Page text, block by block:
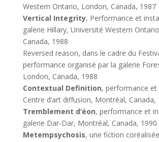
Western Ontario, London, Canada, 1987
Vertical Integrity, Performance et
galerie Hillary, Université Western
Canada, 1988
Reversed reason, dans le cadre du
performance organisé par la galerie
London, Canada, 1988
Contextual Definition, performance et
Centre d’art diffusion, Montréal, Canada,
Tremblement d’éon, performance et
galerie Dar-Dar, Montréal, Canada, 1990
Metempsychosis, une fiction